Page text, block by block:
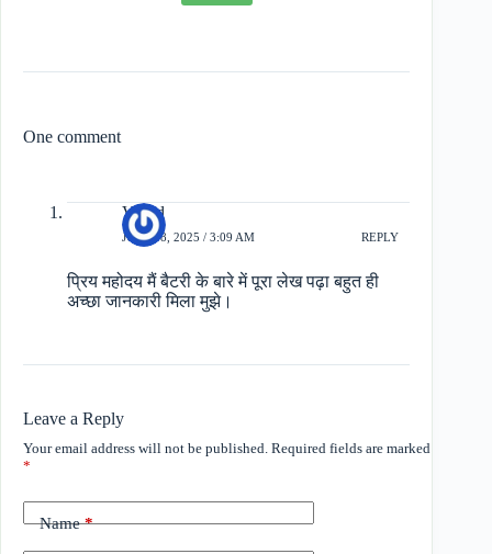
One comment
Vinod
JULY 18, 2025 / 3:09 AM REPLY
प्रिय महोदय मैं बैटरी के बारे में पूरा लेख पढ़ा बहुत ही
अच्छा जानकारी मिला मुझे।
Leave a Reply
Your email address will not be published. Required fields are marked
*
Name*